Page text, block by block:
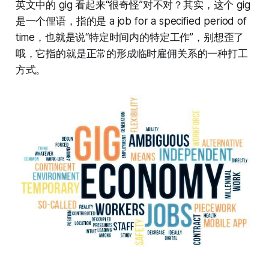
英文中的 gig 看起来“很奇怪”对不对？其实，这个 gig
是一个俚语，指的是 a job for a specified period of
time，也就是说“特定时间内的特定工作”，别想歪了
哦，它指的就是正常的形成临时雇佣关系的一种打工
方式。